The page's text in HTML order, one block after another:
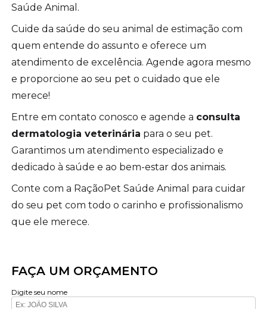
Saúde Animal.
Cuide da saúde do seu animal de estimação com
quem entende do assunto e oferece um
atendimento de excelência. Agende agora mesmo
e proporcione ao seu pet o cuidado que ele
merece!
Entre em contato conosco e agende a consulta
dermatologia veterinária para o seu pet.
Garantimos um atendimento especializado e
dedicado à saúde e ao bem-estar dos animais.
Conte com a RaçãoPet Saúde Animal para cuidar
do seu pet com todo o carinho e profissionalismo
que ele merece.
FAÇA UM ORÇAMENTO
Digite seu nome